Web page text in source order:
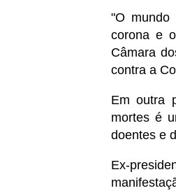
"O mundo
corona e
Câmara
contra a
​Em outra
mortes é
doentes e
Ex-